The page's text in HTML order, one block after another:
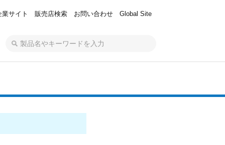
業サイト 販売店検索 お問い合わせ Global Site